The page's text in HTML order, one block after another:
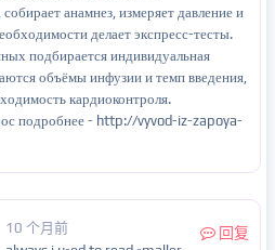
анамнез, измеряет давление и
делает экспресс-тесты.
подбирается индивидуальная
объёмы инфузии и темп введения,
кардиоконтроля.
подробнее - http://vyvod-iz-zapoya-
回复
10 个月前